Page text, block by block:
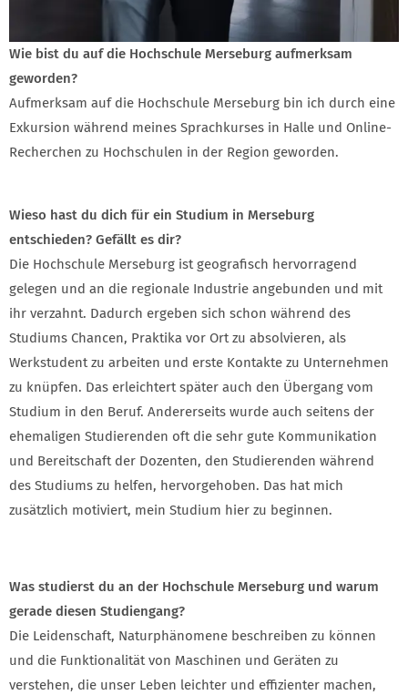
Wie bist du auf die Hochschule Merseburg aufmerksam
geworden?
Aufmerksam auf die Hochschule Merseburg bin ich durch eine
Exkursion während meines Sprachkurses in Halle und Online-
Recherchen zu Hochschulen in der Region geworden.
Wieso hast du dich für ein Studium in Merseburg
entschieden? Gefällt es dir?
Die Hochschule Merseburg ist geografisch hervorragend
gelegen und an die regionale Industrie angebunden und mit
ihr verzahnt. Dadurch ergeben sich schon während des
Studiums Chancen, Praktika vor Ort zu absolvieren, als
Werkstudent zu arbeiten und erste Kontakte zu Unternehmen
zu knüpfen. Das erleichtert später auch den Übergang vom
Studium in den Beruf. Andererseits wurde auch seitens der
ehemaligen Studierenden oft die sehr gute Kommunikation
und Bereitschaft der Dozenten, den Studierenden während
des Studiums zu helfen, hervorgehoben. Das hat mich
zusätzlich motiviert, mein Studium hier zu beginnen.
Was studierst du an der Hochschule Merseburg und warum
gerade diesen Studiengang?
Die Leidenschaft, Naturphänomene beschreiben zu können
und die Funktionalität von Maschinen und Geräten zu
verstehen, die unser Leben leichter und effizienter machen,